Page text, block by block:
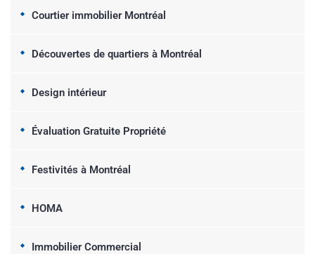
Courtier immobilier Montréal
Découvertes de quartiers à Montréal
Design intérieur
Évaluation Gratuite Propriété
Festivités à Montréal
HOMA
Immobilier Commercial